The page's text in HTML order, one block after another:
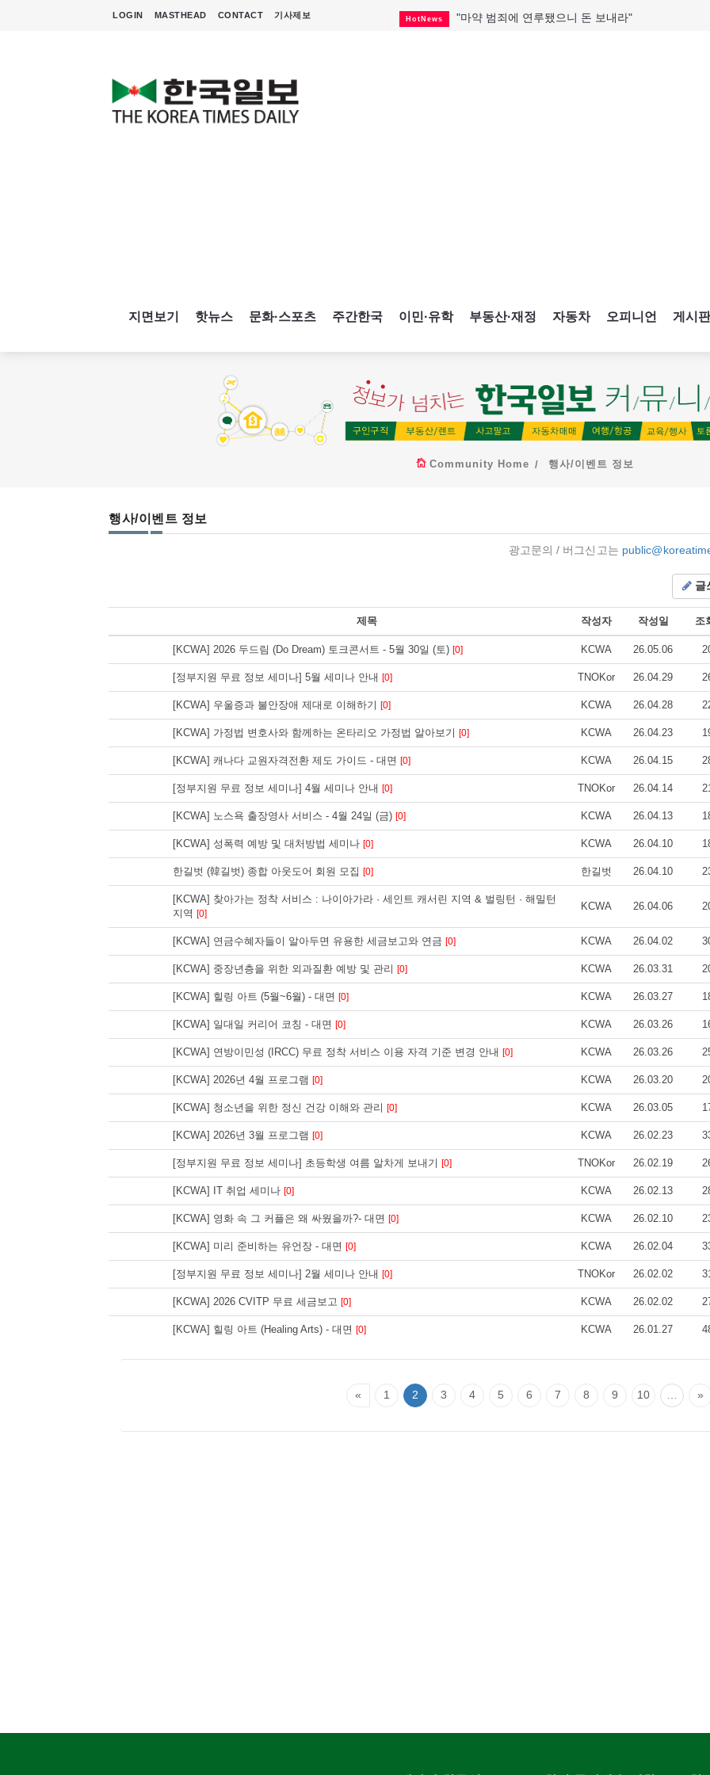
LOGIN MASTHEAD CONTACT 기사제보 HotNews "마약 범죄에 연루됐으니 돈 보내라"
지면보기 핫뉴스 문화·스포츠 주간한국 이민·유학 부동산·재정 자동차 오피니언 게시판
Community Home 행사/이벤트 정보
행사/이벤트 정보
광고문의 / 버그신고는
글
제목 작성자 작성일 조
[KCWA] 2026 두드림 (Do Dream) 토크콘서트 - 5월 30일 (토) [0] KCWA 26.05.06
[정부지원 무료 정보 세미나] 5월 세미나 안내 [0] TNOKor 26.04.29
[KCWA] 우울증과 불안장애 제대로 이해하기 [0] KCWA 26.04.28
[KCWA] 가정법 변호사와 함께하는 온타리오 가정법 알아보기 [0] KCWA 26.04.23
[KCWA] 캐나다 교원자격전환 제도 가이드 - 대면 [0] KCWA 26.04.15
[정부지원 무료 정보 세미나] 4월 세미나 안내 [0] TNOKor 26.04.14
[KCWA] 노스욕 출장영사 서비스 - 4월 24일 (금) [0] KCWA 26.04.13
[KCWA] 성폭력 예방 및 대처방법 세미나 [0] KCWA 26.04.10
한길벗 (韓길벗) 종합 아웃도어 회원 모집 [0] 한길벗 26.04.10
[KCWA] 찾아가는 정착 서비스 : 나이아가라 · 세인트 캐서린 지역 & 벌링턴 · 해밀턴
지역 [0]
KCWA 26.04.06
[KCWA] 연금수혜자들이 알아두면 유용한 세금보고와 연금 [0] KCWA 26.04.02
[KCWA] 중장년층을 위한 외과질환 예방 및 관리 [0] KCWA 26.03.31
[KCWA] 힐링 아트 (5월~6월) - 대면 [0] KCWA 26.03.27
[KCWA] 일대일 커리어 코칭 - 대면 [0] KCWA 26.03.26
[KCWA] 연방이민성 (IRCC) 무료 정착 서비스 이용 자격 기준 변경 안내 [0] KCWA 26.03.26
[KCWA] 2026년 4월 프로그램 [0] KCWA 26.03.20
[KCWA] 청소년을 위한 정신 건강 이해와 관리 [0] KCWA 26.03.05
[KCWA] 2026년 3월 프로그램 [0] KCWA 26.02.23
[정부지원 무료 정보 세미나] 초등학생 여름 알차게 보내기 [0] TNOKor 26.02.19
[KCWA] IT 취업 세미나 [0] KCWA 26.02.13
[KCWA] 영화 속 그 커플은 왜 싸웠을까?- 대면 [0] KCWA 26.02.10
[KCWA] 미리 준비하는 유언장 - 대면 [0] KCWA 26.02.04
[정부지원 무료 정보 세미나] 2월 세미나 안내 [0] TNOKor 26.02.02
[KCWA] 2026 CVITP 무료 세금보고 [0] KCWA 26.02.02
[KCWA] 힐링 아트 (Healing Arts) - 대면 [0] KCWA 26.01.27
« 1 2 3 4 5 6 7 8 9 10 »